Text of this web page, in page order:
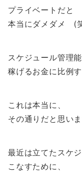
プライベートだと
本当にダメダメ (
スケジュール管理能
稼げるお金に比例す
これは本当に、
その通りだと思いま
最近は立てたスケ
こなすために、